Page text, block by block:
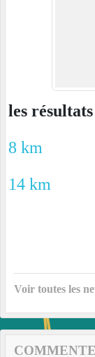
les résultats
8 km
14 km
Voir toutes les